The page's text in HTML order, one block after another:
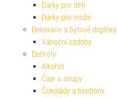
Dárky pro děti
Dárky pro muže
Dekorace a bytové doplňky
Vánoční ozdoby
Dobroty
Alkohol
Čaje a sirupy
Čokolády a bonbóny